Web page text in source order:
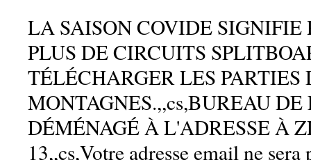
LA SAISON COVIDE SIGNIFIE
PLUS DE CIRCUITS
TÉLÉCHARGER LES PARTIES
MONTAGNES.,,cs,BUREAU
DÉMÉNAGÉ À L'ADRESSE À
13,,cs,Votre adresse email ne sera